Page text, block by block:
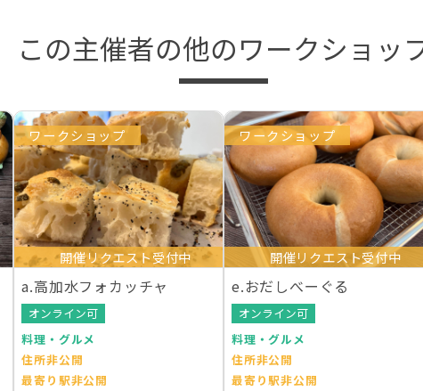
この主催者の他のワークショッ
ワークショップ
開催リクエスト受付中
a.高加水フォカッチャ
オンライン可
料理・グルメ
住所非公開
最寄り駅非公開
ワークショップ
開催リクエスト受付中
e.おだしべーぐる
オンライン可
料理・グルメ
住所非公開
最寄り駅非公開